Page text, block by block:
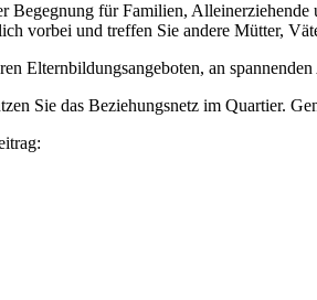
Begegnung für Familien, Alleinerziehende
vorbei und treffen Sie andere Mütter,
Elternbildungsangeboten, an
Sie das Beziehungsnetz im Quartier.